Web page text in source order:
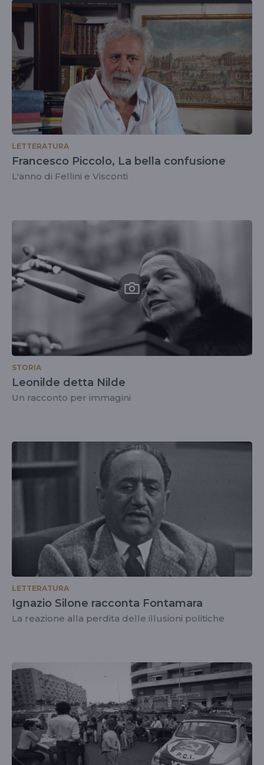
LETTERATURA
Francesco Piccolo, La bella confusione
L'anno di Fellini e Visconti
STORIA
Leonilde detta Nilde
Un racconto per immagini
LETTERATURA
Ignazio Silone racconta Fontamara
La reazione alla perdita delle illusioni politiche